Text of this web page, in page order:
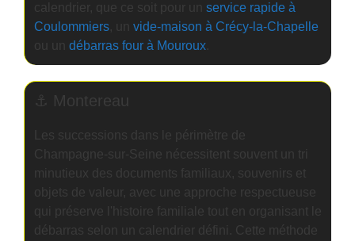
calendrier, que ce soit pour un service rapide à
Coulommiers, un vide-maison à Crécy-la-Chapelle
ou un débarras four à Mouroux.
⚓ Montereau
Les successions dans le périmètre de
Champagne-sur-Seine nécessitent souvent un tri
minutieux des documents familiaux, souvenirs et
objets de valeur, avec une approche respectueuse
qui préserve l'histoire familiale tout en organisant le
débarras selon un calendrier défini. Cette méthode